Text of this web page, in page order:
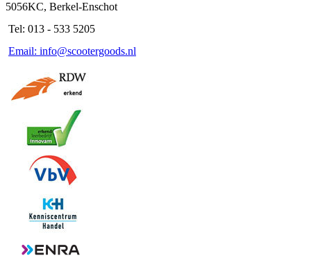
5056KC, Berkel-Enschot
Tel: 013 - 533 5205
Email: info@scootergoods.nl